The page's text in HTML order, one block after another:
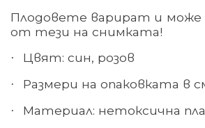
Плодовете варират и може
от тези на снимката!
· Цвят: син, розов
· Размери на опаковката в
· Материал: нетоксична